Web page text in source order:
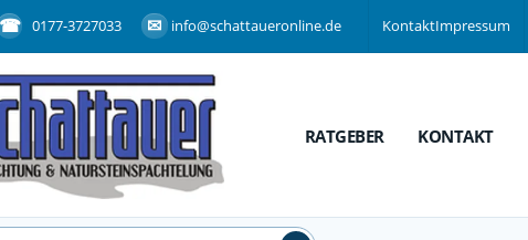
0177-3727033 info@schattaueronline.de KontaktImpressum
RATGEBER KONTAKT